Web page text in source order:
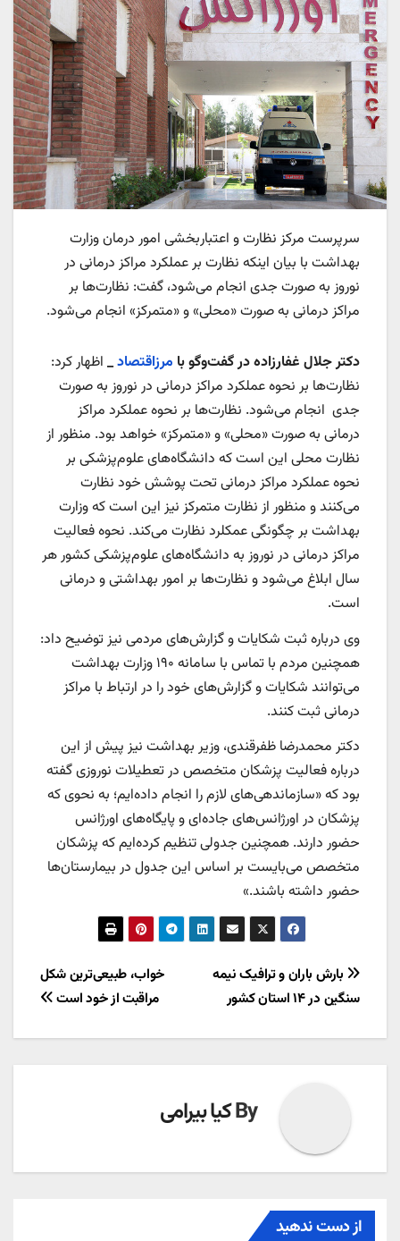
سرپرست مرکز نظارت و اعتباربخشی امور درمان وزارت
بهداشت با بیان اینکه نظارت بر عملکرد مراکز درمانی در
نوروز به صورت جدی انجام می‌شود، گفت: نظارت‌ها بر
مراکز درمانی به صورت «محلی» و «متمرکز» انجام می‌شود.
دکتر جلال غفارزاده در گفت‌وگو با مرزاقتصاد_ اظهار کرد:
نظارت‌ها بر نحوه عملکرد مراکز درمانی در نوروز به صورت
جدی انجام می‌شود. نظارت‌ها بر نحوه عملکرد مراکز
درمانی به صورت «محلی» و «متمرکز» خواهد بود. منظور از
نظارت محلی این است که دانشگاه‌های علوم‌پزشکی بر
نحوه عملکرد مراکز درمانی تحت پوشش خود نظارت
می‌کنند و منظور از نظارت متمرکز نیز این است که وزارت
بهداشت بر چگونگی عمکلرد نظارت می‌کند. نحوه فعالیت
مراکز درمانی در نوروز به دانشگاه‌های علوم‌پزشکی کشور هر
سال ابلاغ می‌شود و نظارت‌ها بر امور بهداشتی و درمانی
است.
وی درباره ثبت شکایات و گزارش‌های مردمی نیز توضیح داد:
همچنین مردم با تماس با سامانه ۱۹۰ وزارت بهداشت
می‌توانند شکایات و گزارش‌های خود را در ارتباط با مراکز
درمانی ثبت کنند.
دکتر محمدرضا ظفرقندی، وزیر بهداشت نیز پیش از این
درباره فعالیت پزشکان متخصص در تعطیلات نوروزی گفته
بود که «سازماندهی‌های لازم را انجام داده‌ایم؛ به نحوی که
پزشکان در اورژانس‌های جاده‌ای و پایگاه‌های اورژانس
حضور دارند. همچنین جدولی تنظیم کرده‌ایم که پزشکان
متخصص می‌بایست بر اساس این جدول در بیمارستان‌ها
حضور داشته باشند.»
راهبری
نوشته
خواب، طبیعی‌ترین شکل
مراقبت از خود است
بارش باران و ترافیک نیمه
سنگین در ۱۴ استان کشور
Byکیا بیرامی
از دست ندهید